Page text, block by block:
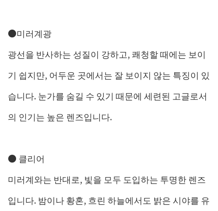
●미러계광
광선을 반사하는 성질이 강하고, 쾌청할 때에는 보이
기 쉽지만, 어두운 곳에서는 잘 보이지 않는 특징이 있
습니다. 눈가를 숨길 수 있기 때문에 세련된 고글로서
의 인기는 높은 렌즈입니다.
● 클리어
미러계와는 반대로, 빛을 모두 도입하는 투명한 렌즈
입니다. 밤이나 황혼, 흐린 하늘에서도 밝은 시야를 유